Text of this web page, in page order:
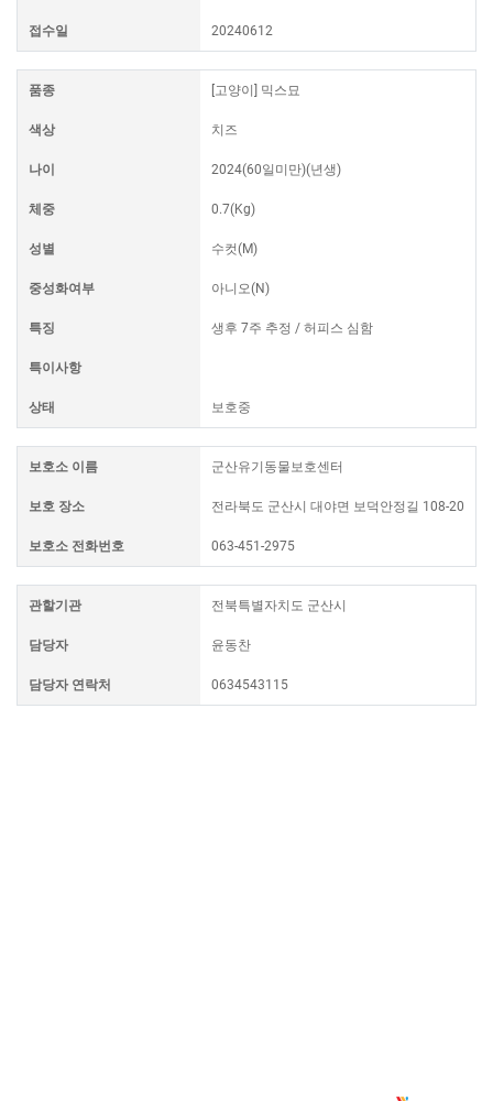
접수일 20240612
품종 [고양이] 믹스묘
색상 치즈
나이 2024(60일미만)(년생)
체중 0.7(Kg)
성별 수컷(M)
중성화여부 아니오(N)
특징 생후 7주 추정 / 허피스 심함
특이사항
상태 보호중
보호소 이름 군산유기동물보호센터
보호 장소 전라북도 군산시 대야면 보덕안정길 108-20
보호소 전화번호 063-451-2975
관할기관 전북특별자치도 군산시
담당자 윤동찬
담당자 연락처 0634543115